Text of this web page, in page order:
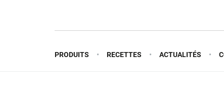
PRODUITS RECETTES ACTUALITÉS